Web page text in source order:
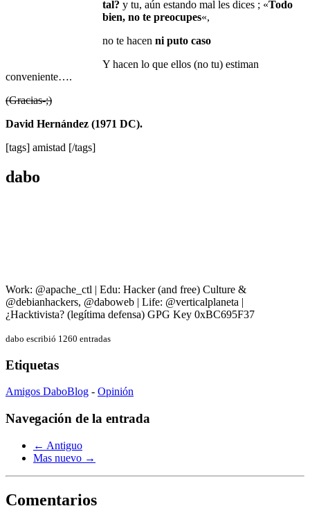
tal? y tu, aún estando mal les dices ; «Todo
bien, no te preocupes«,
no te hacen ni puto caso
Y hacen lo que ellos (no tu) estiman
conveniente….
(Gracias-;)
David Hernández (1971 DC).
[tags] amistad [/tags]
dabo
Work: @apache_ctl | Edu: Hacker (and free) Culture &
@debianhackers, @daboweb | Life: @verticalplaneta |
¿Hacktivista? (legítima defensa) GPG Key 0xBC695F37
dabo escribió 1260 entradas
Etiquetas
Amigos DaboBlog - Opinión
Navegación de la entrada
← Antiguo
Mas nuevo →
Comentarios